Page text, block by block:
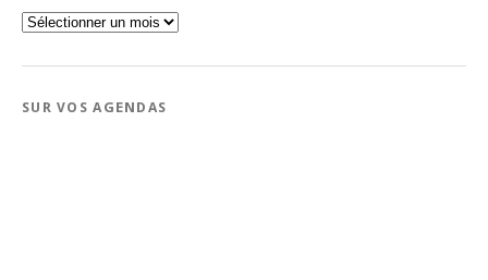
Par
date
SUR VOS AGENDAS